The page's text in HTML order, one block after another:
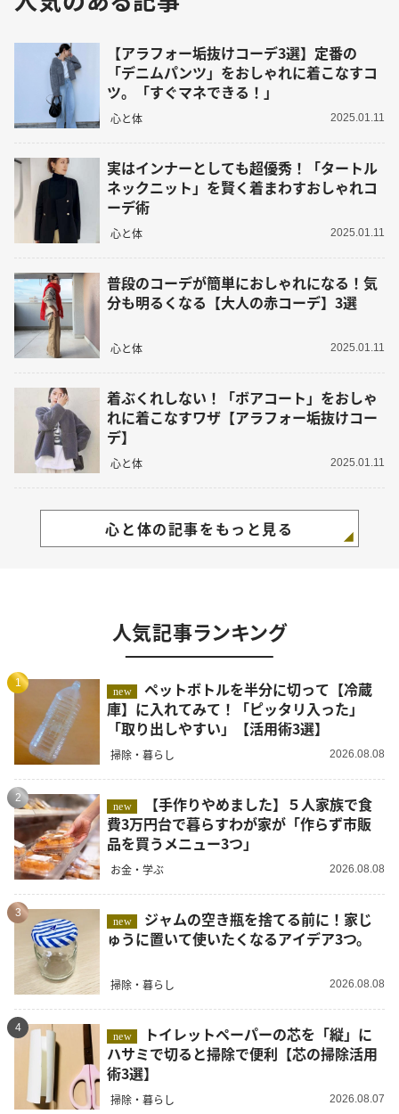
【アラフォー垢抜けコーデ3選】定番の
「デニムパンツ」をおしゃれに着こなすコ
ツ。「すぐマネできる！」
心と体 2025.01.11
実はインナーとしても超優秀！「タートル
ネックニット」を賢く着まわすおしゃれコ
ーデ術
心と体 2025.01.11
普段のコーデが簡単におしゃれになる！気
分も明るくなる【大人の赤コーデ】3選
心と体 2025.01.11
着ぶくれしない！「ボアコート」をおしゃ
れに着こなすワザ【アラフォー垢抜けコー
デ】
心と体 2025.01.11
心と体の記事をもっと見る
人気記事ランキング
1
new
ペットボトルを半分に切って【冷蔵
庫】に入れてみて！「ピッタリ入った」
「取り出しやすい」【活用術3選】
掃除・暮らし 2026.08.08
2
new
費3万円台で暮らすわが家が「作らず市販
品を買うメニュー3つ」
お金・学ぶ 2026.08.08
3
new
ゅうに置いて使いたくなるアイデア3つ。
掃除・暮らし 2026.08.08
4
new
ハサミで切ると掃除で便利【芯の掃除活用
術3選】
掃除・暮らし 2026.08.07